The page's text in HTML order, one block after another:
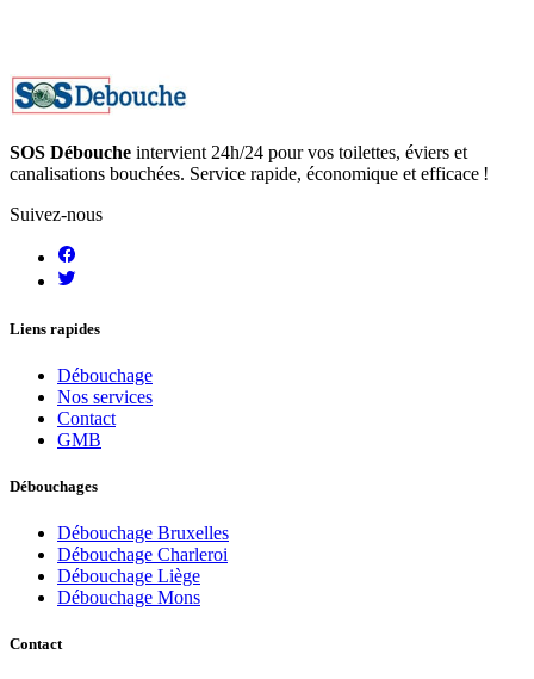
SOS Débouche intervient 24h/24 pour vos toilettes, éviers et
canalisations bouchées. Service rapide, économique et efficace !
Suivez-nous
Liens rapides
Débouchage
Nos services
Contact
GMB
Débouchages
Débouchage Bruxelles
Débouchage Charleroi
Débouchage Liège
Débouchage Mons
Contact